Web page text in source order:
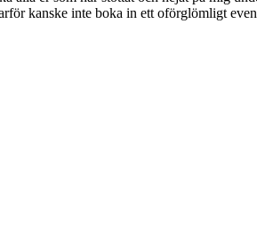
kanske inte boka in ett oförglömligt